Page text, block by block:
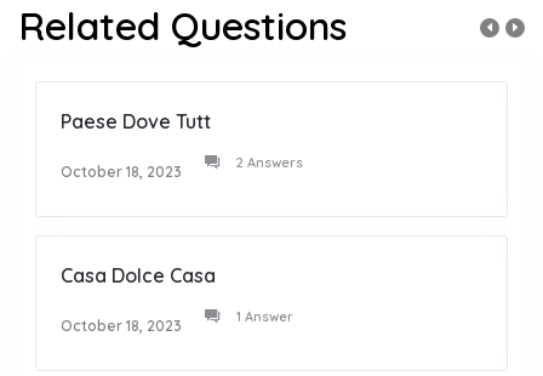
Related Questions
Paese Dove Tutt
October 18, 2023 2 Answers
Casa Dolce Casa
October 18, 2023 1 Answer